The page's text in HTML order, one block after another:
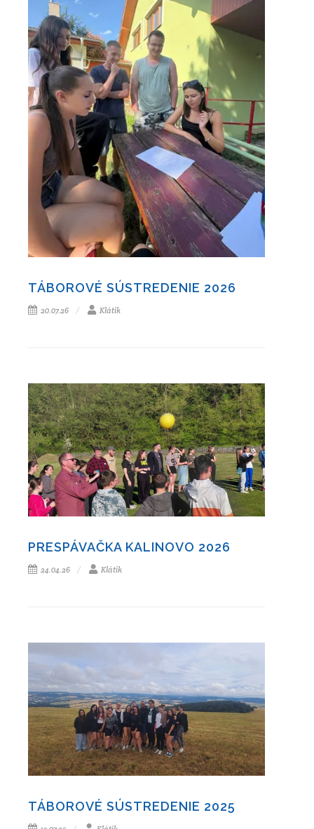
TÁBOROVÉ SÚSTREDENIE 2026
20.07.26 Klátik
PRESPÁVAČKA KALINOVO 2026
24.04.26 Klátik
TÁBOROVÉ SÚSTREDENIE 2025